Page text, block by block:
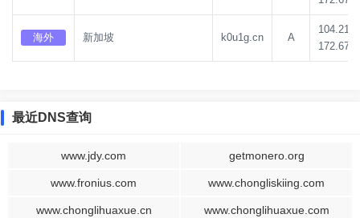
海外 新加坡 k0u1g.cn A
最近DNS查询
www.jdy.com getmonero.org
www.fronius.com www.chongliskiing.com
www.chonglihuaxue.cn www.chonglihuaxue.com